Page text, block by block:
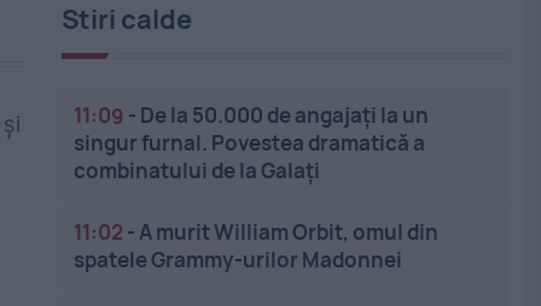
Stiri calde
11:09 - De la 50.000 de angajați la un
singur furnal. Povestea dramatică a
combinatului de la Galați
11:02 -A murit William Orbit, omul din
spatele Grammy-urilor Madonnei